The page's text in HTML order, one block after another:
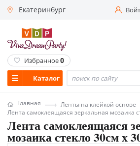
Екатеринбург
Каталог
Избранное0
Главная
Ленты на клейкой основе
Лента самоклеящаяся зеркальная мозаика
Лента самоклеящаяся
мозаика стекло 30см х